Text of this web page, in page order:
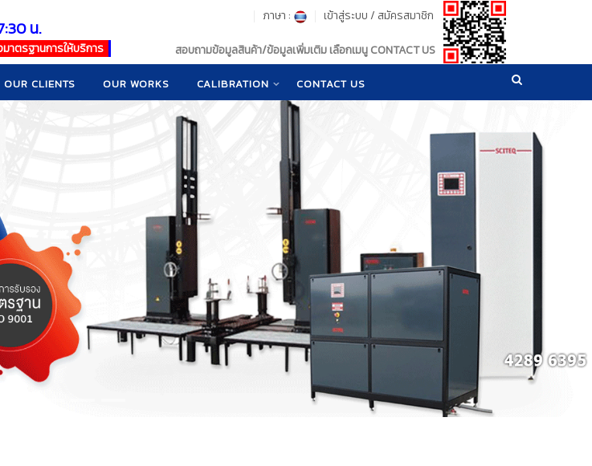
น.
าตรฐานการให้บริการ
เข้าสู่ระบบ / สมัครสมาชิก
ภาษา :
สอบถามข้อมูลสินค้า/ข้อมูลเพิ่มเติม เลือกเมนู CONTACT US
OUR CLIENTS OUR WORKS CALIBRATION CONTACT US